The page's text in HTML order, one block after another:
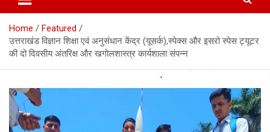
News, Uttarakhand News in
Hindi
Home
Featured
उत्तराखंड विज्ञान शिक्षा एवं अनुसंधान केंद्र (यूसर्क),स्पेक्स और इसरो स्पेस ट्यूटर
की दो दिवसीय अंतरिक्ष और खगोलशास्त्र कार्यशाला संपन्न